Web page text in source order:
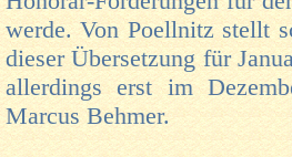
werde. Von Poellnitz stellt
dieser Übersetzung für
allerdings erst im
Marcus Behmer.